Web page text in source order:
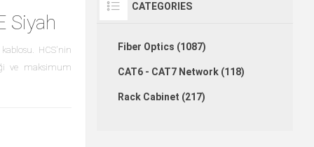
Siyah
HCS'nin
ve maksimum
CATEGORIES
Fiber Optics (1087)
CAT6 - CAT7 Network (118)
Rack Cabinet (217)